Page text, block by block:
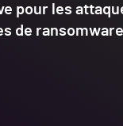
pour les
de ransomware